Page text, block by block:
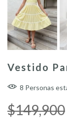
Vestido
8 Personas
$149,900